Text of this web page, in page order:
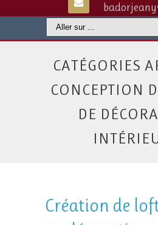
CATÉGORIES
CONCEPTION
DE
Création de